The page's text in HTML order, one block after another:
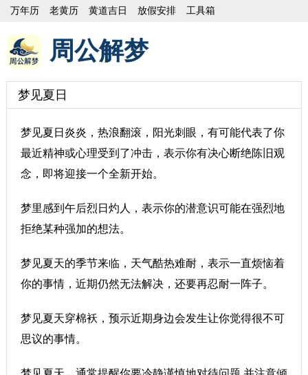
万年历 老黄历 黄道吉日 放假安排 工具箱
周公解梦
梦见夏日
梦见夏日炎炎，热浪翻滚，阳光刺眼，有可能代表了你
最近精神或心理受到了冲击，表示你有决心断绝陈旧观
念，即将迎接一个全新开始。
梦里感到午后烈日灼人，表示你的潜意识可能在强烈地
拒绝某种强加的想法。
梦见夏天的季节来临，天气酷热难耐，表示一直烦恼着
你的事情，近期仍然无法解决，还要再忍耐一阵子。
梦见夏天穿棉袄，预示近期身边会发生让你觉得很不可
思议的事情。